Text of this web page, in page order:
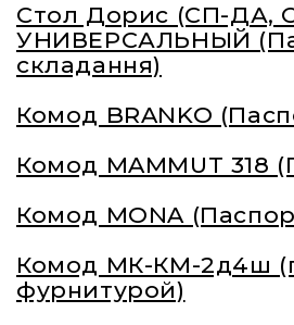
Стол Дорис (СП-ДА,
УНИВЕРСАЛЬНЫЙ
складання)
Комод BRANKO
Комод MAMMUT 318
Комод MONA
Комод МК-КМ-2д4ш
фурнитурой)